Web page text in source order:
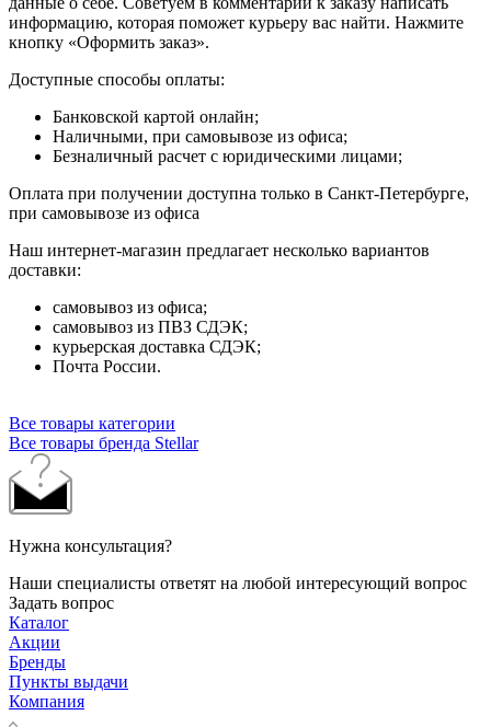
информацию, которая поможет курьеру вас найти. Нажмите
кнопку «Оформить заказ».
Доступные способы оплаты:
Банковской картой онлайн;
Наличными, при самовывозе из офиса;
Безналичный расчет с юридическими лицами;
Оплата при получении доступна только в Санкт-Петербурге,
при самовывозе из офиса
Наш интернет-магазин предлагает несколько вариантов
доставки:
самовывоз из офиса;
самовывоз из ПВЗ СДЭК;
курьерская доставка СДЭК;
Почта России.
Все товары категории
Все товары бренда Stellar
Нужна консультация?
Наши специалисты ответят на любой интересующий вопрос
Задать вопрос
Каталог
Акции
Бренды
Пункты выдачи
Компания